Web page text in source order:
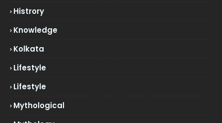
Histrory
Knowledge
Kolkata
Lifestyle
Lifestyle
Mythological